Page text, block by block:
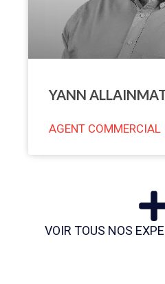
YANN
AGENT COMMERCIAL
VOIR TOUS NOS